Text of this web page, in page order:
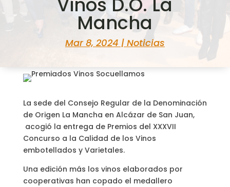
Mancha
Mar 8, 2024 | Noticias
La sede del Consejo Regular de la Denominación
de Origen La Mancha en Alcázar de San Juan,
acogió la entrega de Premios del XXXVII
Concurso a la Calidad de los Vinos
embotellados y Varietales.
Una edición más los vinos elaborados por
cooperativas han copado el medallero